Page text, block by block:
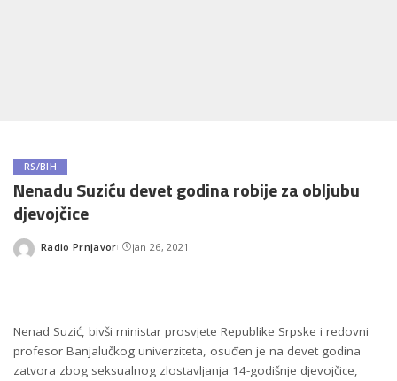
RS/BIH
Nenadu Suziću devet godina robije za obljubu
djevojčice
Posted
Radio Prnjavor jan 26, 2021
Nenad Suzić, bivši ministar prosvjete Republike Srpske i redovni
profesor Banjalučkog univerziteta, osuđen je na devet godina
zatvora zbog seksualnog zlostavljanja 14-godišnje djevojčice,